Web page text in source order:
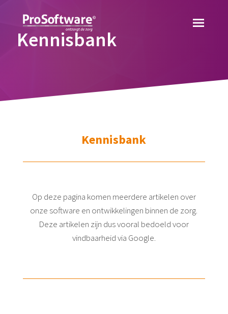
Kennisbank
Kennisbank
Op deze pagina komen meerdere artikelen over
onze software en ontwikkelingen binnen de zorg.
Deze artikelen zijn dus vooral bedoeld voor
vindbaarheid via Google.